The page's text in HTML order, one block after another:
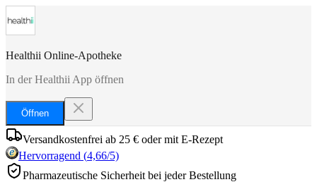
Healthii Online-Apotheke
In der Healthii App öffnen
Öffnen
Versandkostenfrei ab 25 € oder mit E-Rezept
Hervorragend (4,66/5)
Pharmazeutische Sicherheit bei jeder Bestellung